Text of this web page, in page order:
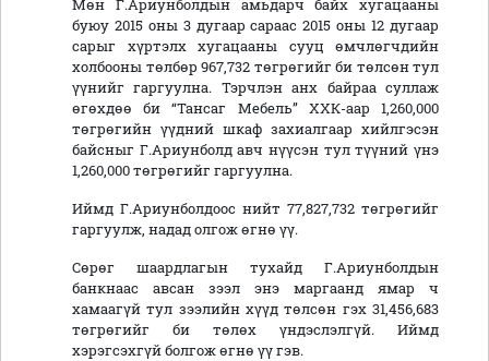
Мөн Г.Ариунболдын амьдарч байх хугацааны
буюу 2015 оны 3 дугаар сараас 2015 оны 12 дугаар
сарыг хүртэлх хугацааны сууц өмчлөгчдийн
холбооны төлбөр 967,732 төгрөгийг би төлсөн тул
үүнийг гаргуулна. Тэрчлэн анх байраа суллаж
өгөхдөө би “Тансаг Мебель” ХХК-аар 1,260,000
төгрөгийн үүдний шкаф захиалгаар хийлгэсэн
байсныг Г.Ариунболд авч нүүсэн тул түүний үнэ
1,260,000 төгрөгийг гаргуулна.
Иймд Г.Ариунболдоос нийт 77,827,732 төгрөгийг
гаргуулж, надад олгож өгнө үү.
Сөрөг шаардлагын тухайд Г.Ариунболдын
банкнаас авсан зээл энэ маргаанд ямар ч
хамаагүй тул зээлийн хүүд төлсөн гэх 31,456,683
төгрөгийг би төлөх үндэслэлгүй. Иймд
хэрэгсэхгүй болгож өгнө үү гэв.